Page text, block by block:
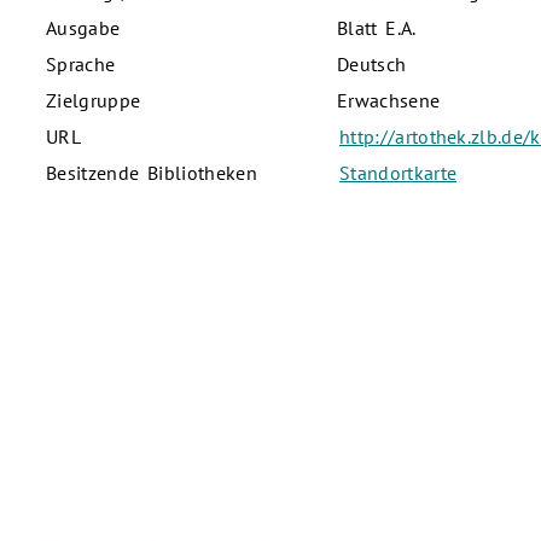
Ausgabe
Blatt E.A.
Sprache
Deutsch
Zielgruppe
Erwachsene
URL
http://artothek.zlb.de/
Besitzende Bibliotheken
Standortkarte